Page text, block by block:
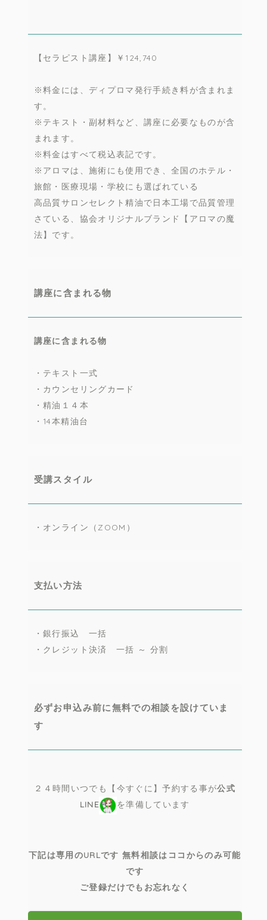
【セラピスト講座】￥124,740
※料金には、ディプロマ発行手続き料が含まれま
す。
※テキスト・副材料など、講座に必要なものが含
まれます。
※料金はすべて税込表記です。
※アロマは、施術にも使用でき、全国のホテル・
旅館・医療現場・学校にも選ばれている
高品質サロンセレクト精油で日本工場で品質管理
さている、協会オリジナルブランド【アロマの魔
法】です。
講座に含まれる物
講座に含まれる物
・テキスト一式
・カウンセリングカード
・精油１４本
・14本精油台
受講スタイル
・オンライン（ZOOM）
支払い方法
・銀行振込 一括
・クレジット決済 一括 ～ 分割
必ずお申込み前に無料での相談を設けていま
す
２４時間いつでも【今すぐに】予約する事が公式
LINE
を準備しています
下記は専用のURLです 無料相談はココからのみ可能
です
ご登録だけでもお忘れなく